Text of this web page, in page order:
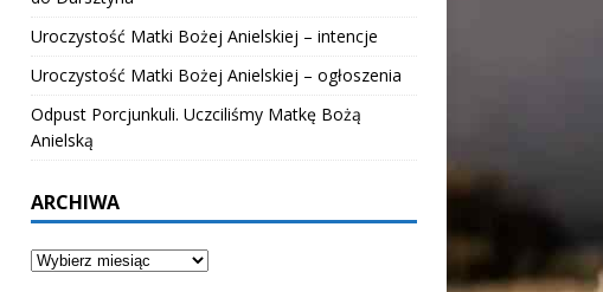
Uroczystość Matki Bożej Anielskiej – intencje
Uroczystość Matki Bożej Anielskiej – ogłoszenia
Odpust Porcjunkuli. Uczciliśmy Matkę Bożą
Anielską
ARCHIWA